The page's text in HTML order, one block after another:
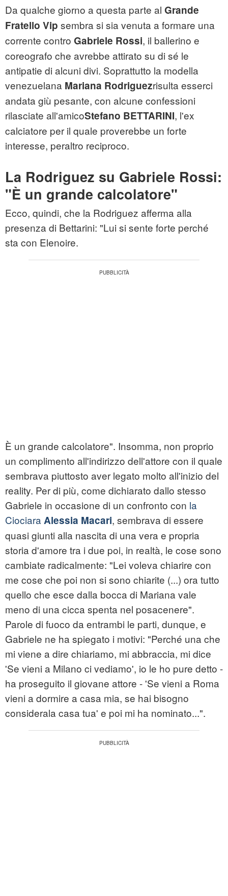
Da qualche giorno a questa parte al Grande
Fratello Vip sembra si sia venuta a formare una
corrente contro Gabriele Rossi, il ballerino e
coreografo che avrebbe attirato su di sé le
antipatie di alcuni divi. Soprattutto la modella
venezuelana Mariana Rodriguezrisulta esserci
andata giù pesante, con alcune confessioni
rilasciate all'amicoStefano BETTARINI, l'ex
calciatore per il quale proverebbe un forte
interesse, peraltro reciproco.
La Rodriguez su Gabriele Rossi:
"È un grande calcolatore"
Ecco, quindi, che la Rodriguez afferma alla
presenza di Bettarini: "Lui si sente forte perché
sta con Elenoire.
È un grande calcolatore". Insomma, non proprio
un complimento all'indirizzo dell'attore con il quale
sembrava piuttosto aver legato molto all'inizio del
reality. Per di più, come dichiarato dallo stesso
Gabriele in occasione di un confronto con la
Ciociara Alessia Macari, sembrava di essere
quasi giunti alla nascita di una vera e propria
storia d'amore tra i due poi, in realtà, le cose sono
cambiate radicalmente: "Lei voleva chiarire con
me cose che poi non si sono chiarite (...) ora tutto
quello che esce dalla bocca di Mariana vale
meno di una cicca spenta nel posacenere".
Parole di fuoco da entrambi le parti, dunque, e
Gabriele ne ha spiegato i motivi: "Perché una che
mi viene a dire chiariamo, mi abbraccia, mi dice
'Se vieni a Milano ci vediamo', io le ho pure detto -
ha proseguito il giovane attore - 'Se vieni a Roma
vieni a dormire a casa mia, se hai bisogno
considerala casa tua' e poi mi ha nominato...".